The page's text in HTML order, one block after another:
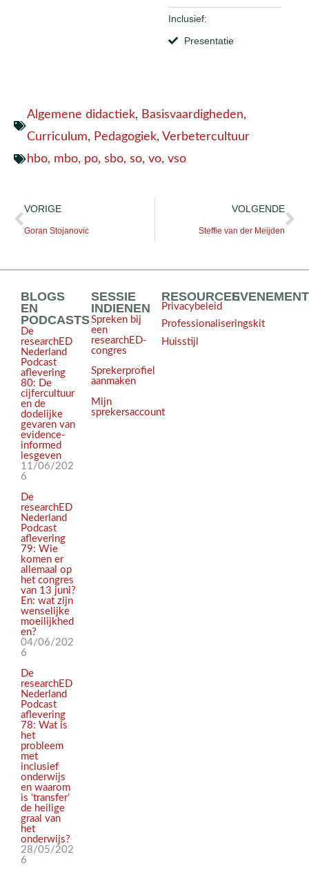
Inclusief:
Presentatie
Algemene didactiek, Basisvaardigheden,
Curriculum, Pedagogiek, Verbetercultuur
hbo, mbo, po, sbo, so, vo, vso
VORIGE
Goran Stojanovic
VOLGENDE
Steffie van der Meijden
BLOGS
EN
PODCASTS
De
researchED
Nederland
Podcast
aflevering
80: De
cijfercultuur
en de
dodelijke
gevaren van
evidence-
informed
lesgeven
11/06/202
6
De
researchED
Nederland
Podcast
aflevering
79: Wie
komen er
allemaal op
het congres
van 13 juni?
En: wat zijn
wenselijke
moeilijkhed
en?
04/06/202
6
De
researchED
Nederland
Podcast
aflevering
78: Wat is
het
probleem
met
inclusief
onderwijs
en waarom
is ‘transfer’
de heilige
graal van
het
onderwijs?
28/05/202
6
SESSIE
INDIENEN
Spreken bij
een
researchED-
congres
Sprekerprofiel
aanmaken
Mijn
sprekersaccount
RESOURCES
Privacybeleid
Professionaliseringskit
Huisstijl